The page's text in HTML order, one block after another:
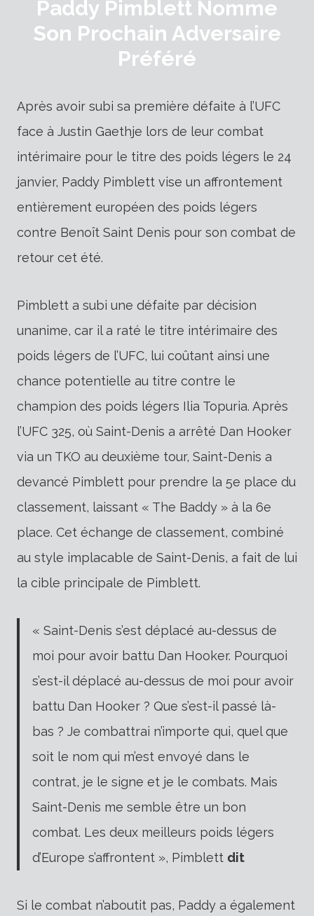
Paddy Pimblett Nomme
Son Prochain Adversaire
Préféré
Après avoir subi sa première défaite à l’UFC
face à Justin Gaethje lors de leur combat
intérimaire pour le titre des poids légers le 24
janvier, Paddy Pimblett vise un affrontement
entièrement européen des poids légers
contre Benoît Saint Denis pour son combat de
retour cet été.
Pimblett a subi une défaite par décision
unanime, car il a raté le titre intérimaire des
poids légers de l’UFC, lui coûtant ainsi une
chance potentielle au titre contre le
champion des poids légers Ilia Topuria. Après
l’UFC 325, où Saint-Denis a arrêté Dan Hooker
via un TKO au deuxième tour, Saint-Denis a
devancé Pimblett pour prendre la 5e place du
classement, laissant « The Baddy » à la 6e
place. Cet échange de classement, combiné
au style implacable de Saint-Denis, a fait de lui
la cible principale de Pimblett.
« Saint-Denis s’est déplacé au-dessus de
moi pour avoir battu Dan Hooker. Pourquoi
s’est-il déplacé au-dessus de moi pour avoir
battu Dan Hooker ? Que s’est-il passé là-
bas ? Je combattrai n’importe qui, quel que
soit le nom qui m’est envoyé dans le
contrat, je le signe et je le combats. Mais
Saint-Denis me semble être un bon
combat. Les deux meilleurs poids légers
d’Europe s’affrontent », Pimblett dit
Si le combat n’aboutit pas, Paddy a également